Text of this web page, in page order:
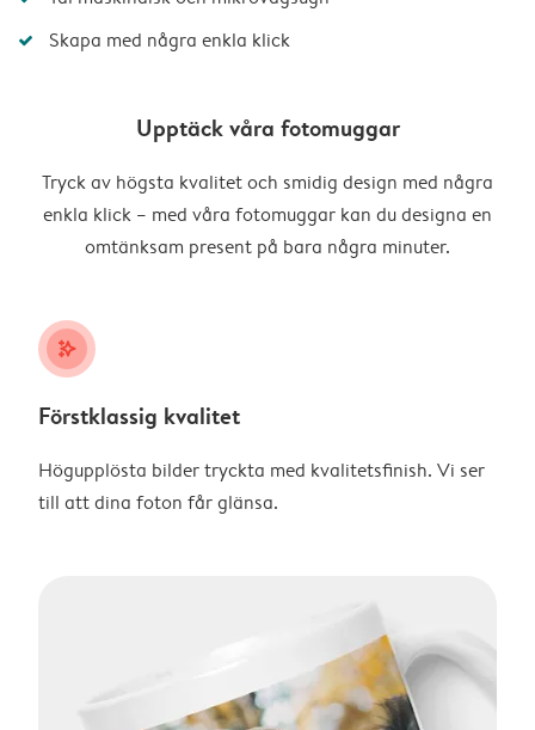
Skapa med några enkla klick
Upptäck våra fotomuggar
Tryck av högsta kvalitet och smidig design med några
enkla klick – med våra fotomuggar kan du designa en
omtänksam present på bara några minuter.
stars_plus
Förstklassig kvalitet
Högupplösta bilder tryckta med kvalitetsfinish. Vi ser
till att dina foton får glänsa.